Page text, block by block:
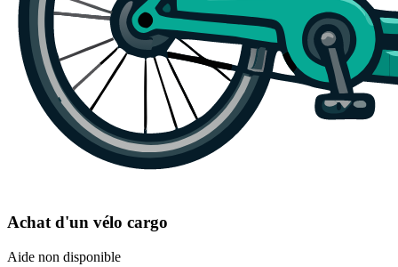
Achat d'un vélo cargo
Aide non disponible